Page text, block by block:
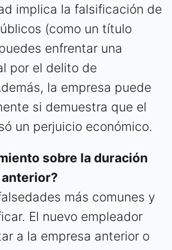
implica la falsificación de
(como un título
enfrentar una
por el delito de
la empresa puede
si demuestra que el
un perjuicio económico.
sobre la duración
más comunes y
El nuevo empleador
a la empresa anterior o